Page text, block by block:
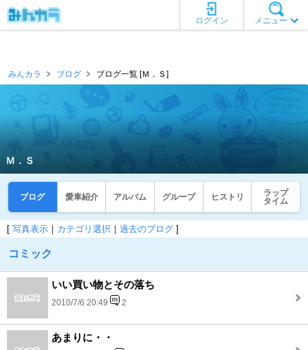
メニュー
ログイン
みんカラ ブログ ブログ一覧 [Ｍ．Ｓ]
Ｍ．Ｓ
ブログ 愛車紹介 アルバム グループ ヒストリ
ラップ
タイム
[ 写真表示 ｜ カテゴリ選択 ｜ 過去のブログ ]
コミック
いい買い物とその落ち
2010/7/6 20:49 2
あまりに・・